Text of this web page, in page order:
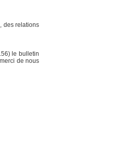
des relations
le bulletin
de nous